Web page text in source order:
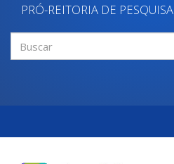
PRÓ-REITORIA DE
Formulário
de